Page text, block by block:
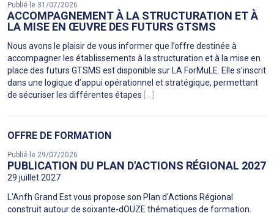
Publié le 31/07/2026
ACCOMPAGNEMENT À LA STRUCTURATION ET À
LA MISE EN ŒUVRE DES FUTURS GTSMS
Nous avons le plaisir de vous informer que l’offre destinée à
accompagner les établissements à la structuration et à la mise en
place des futurs GTSMS est disponible sur LA ForMuLE. Elle s’inscrit
dans une logique d’appui opérationnel et stratégique, permettant
de sécuriser les différentes étapes [...]
OFFRE DE FORMATION
Publié le 29/07/2026
PUBLICATION DU PLAN D'ACTIONS RÉGIONAL 2027
29 juillet 2027
L'Anfh Grand Est vous propose son Plan d'Actions Régional
construit autour de soixante-dOUZE thématiques de formation.